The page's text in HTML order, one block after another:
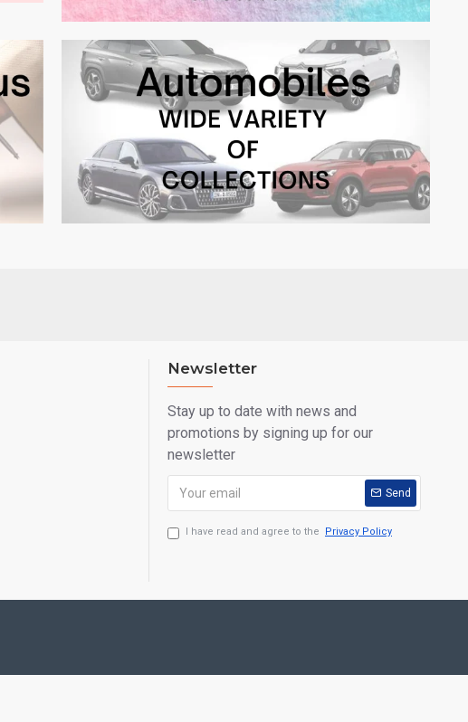
Newsletter
Stay up to date with news and
promotions by signing up for our
newsletter
Send
I have read and agree to the Privacy Policy